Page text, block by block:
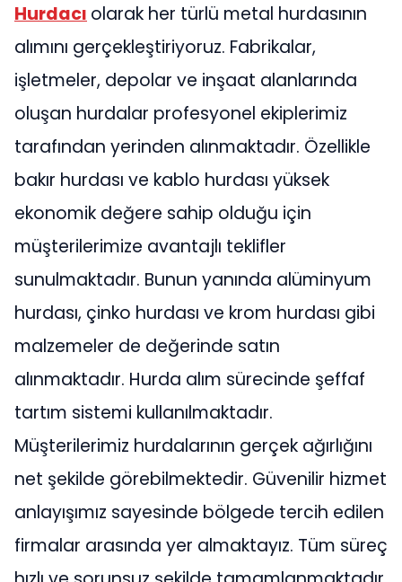
Hurdacı olarak her türlü metal hurdasının
alımını gerçekleştiriyoruz. Fabrikalar,
işletmeler, depolar ve inşaat alanlarında
oluşan hurdalar profesyonel ekiplerimiz
tarafından yerinden alınmaktadır. Özellikle
bakır hurdası ve kablo hurdası yüksek
ekonomik değere sahip olduğu için
müşterilerimize avantajlı teklifler
sunulmaktadır. Bunun yanında alüminyum
hurdası, çinko hurdası ve krom hurdası gibi
malzemeler de değerinde satın
alınmaktadır. Hurda alım sürecinde şeffaf
tartım sistemi kullanılmaktadır.
Müşterilerimiz hurdalarının gerçek ağırlığını
net şekilde görebilmektedir. Güvenilir hizmet
anlayışımız sayesinde bölgede tercih edilen
firmalar arasında yer almaktayız. Tüm süreç